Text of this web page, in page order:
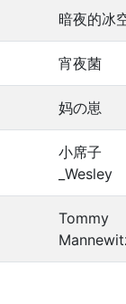
暗夜的冰
宵夜菌
妈の崽
小席子
_Wesley
Tommy